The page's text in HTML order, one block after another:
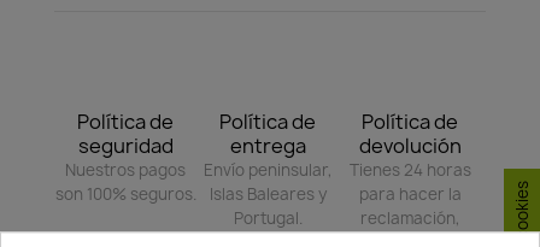
Política de
seguridad
Nuestros pagos
son 100% seguros.
Política de
entrega
Envío peninsular,
Islas Baleares y
Portugal.
Política de
devolución
Tienes 24 horas
para hacer la
reclamación,